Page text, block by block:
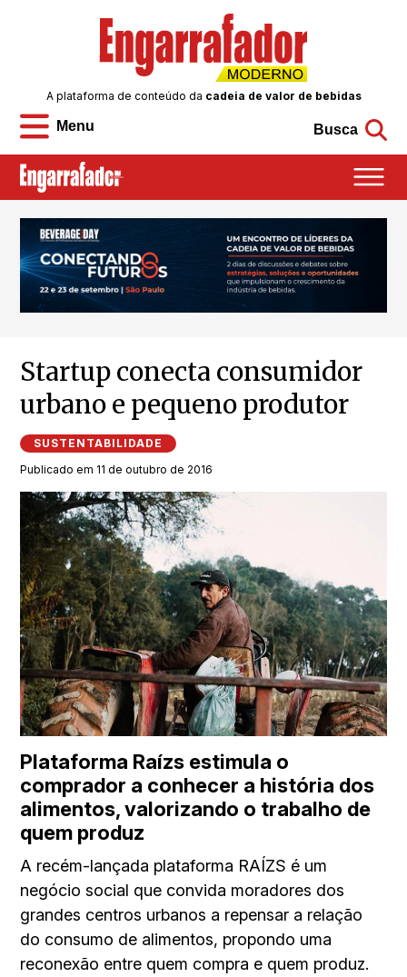
Menu
A plataforma de conteúdo da cadeia de valor de bebidas
Busca
Startup conecta consumidor
urbano e pequeno produtor
SUSTENTABILIDADE
Publicado em 11 de outubro de 2016
Plataforma Raízs estimula o
comprador a conhecer a história dos
alimentos, valorizando o trabalho de
quem produz
A recém-lançada plataforma RAÍZS é um
negócio social que convida moradores dos
grandes centros urbanos a repensar a relação
do consumo de alimentos, propondo uma
reconexão entre quem compra e quem produz.